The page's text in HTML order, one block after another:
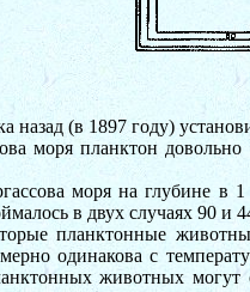
назад (в 1897 году)
моря планктон
моря на глубине
в двух случаях 90 и
планктонные
одинакова с
животных